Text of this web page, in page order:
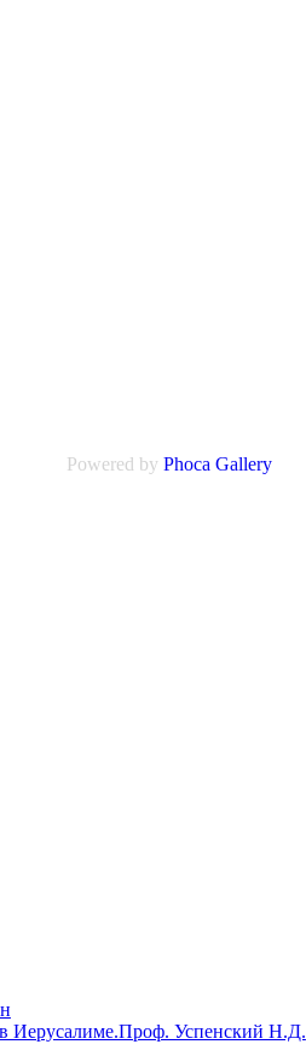
Powered by Phoca Gallery
Иерусалиме.Проф. Успенский Н.Д.